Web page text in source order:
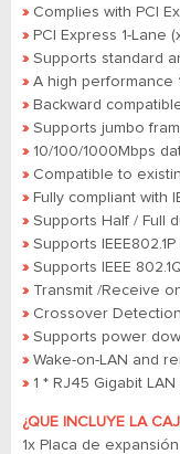
» Complies with PCI
» PCI Express 1-Lane
» Supports standard
» A high performance
» Backward
» Supports jumbo
» 10/100/1000Mbps
» Compatible to
» Fully compliant with
» Supports Half / Full
» Supports
» Supports IEEE
» Transmit /Receive
» Crossover
» Supports power
» Wake-on-LAN and
» 1 * RJ45 Gigabit
¿QUE INCLUYE LA
1x Placa de